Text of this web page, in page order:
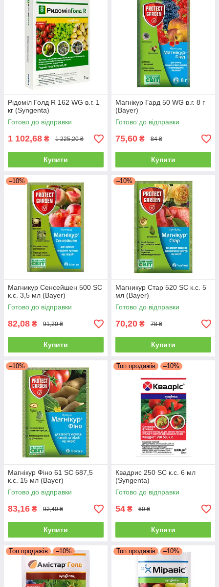
Рідоміл Голд R 162 WG в.г. 1
кг (Syngenta)
Готово до відправки
1 102,68 ₴ 1 225,20 ₴
Купити
Магнікур Гард 50 WG в.г. 8 г
(Bayer)
Готово до відправки
75,60 ₴ 84 ₴
Купити
–10%
Магникур Сенсейшен 500 SC
к.с. 3,5 мл (Bayer)
Готово до відправки
82,08 ₴ 91,20 ₴
Купити
–10%
Магникур Стар 520 SC к.с. 5
мл (Bayer)
Готово до відправки
70,20 ₴ 78 ₴
Купити
–10%
Магнікур Фіно 61 SC 687,5
к.с. 15 мл (Bayer)
Готово до відправки
83,16 ₴ 92,40 ₴
Купити
Топ продажів –10%
Квадрис 250 SC к.с. 6 мл
(Syngenta)
Готово до відправки
54 ₴ 60 ₴
Купити
Топ продажів –10% Топ продажів –10%